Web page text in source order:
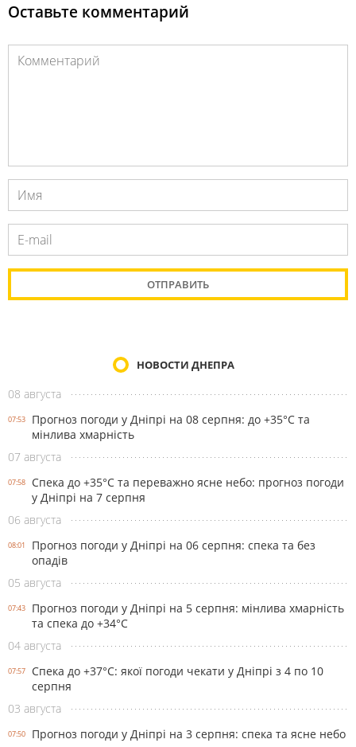
Оставьте комментарий
НОВОСТИ ДНЕПРА
08 августа
07:53
Прогноз погоди у Дніпрі на 08 серпня: до +35°C та
мінлива хмарність
07 августа
07:58
Спека до +35°С та переважно ясне небо: прогноз погоди
у Дніпрі на 7 серпня
06 августа
08:01
Прогноз погоди у Дніпрі на 06 серпня: спека та без
опадів
05 августа
07:43
Прогноз погоди у Дніпрі на 5 серпня: мінлива хмарність
та спека до +34°С
04 августа
07:57
Спека до +37°С: якої погоди чекати у Дніпрі з 4 по 10
серпня
03 августа
07:50
Прогноз погоди у Дніпрі на 3 серпня: спека та ясне небо